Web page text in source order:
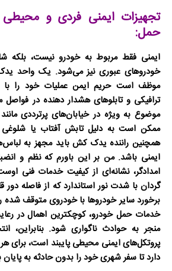
تجهیزات ایمنی فردی و
حمل:
ایمنی فقط مربوط به خودرو نیست، بلکه
خودروهای عبوری نیز می‌شود. یک واحد
موظف است حریم ایمن عملیات خود را با
ترافیکی و تابلوهای هشدار دهنده در
موضوع به ویژه در خیابان‌های پرترددی
ممکن است به دلیل تابش آفتاب یا
همچنین راننده یدک کش باید مجهز به
ایمنی باشد. من بر این باورم که نظم و
امدادگر، نشانه‌ای از کیفیت خدمات فنی
گردان با شدت نور استاندارد که از فاصله
برخورد سایر خودروها با خودروی متوقف شده
خدماتحمل خودرو، کوچکترین اهمال در
منجر به حوادث ناگواری شود. بنابراین،
پروتکل‌های ایمنی محیطی پایبند است، برای هر
دارد تا سفر شهری خود را بدون حادثه به پایان